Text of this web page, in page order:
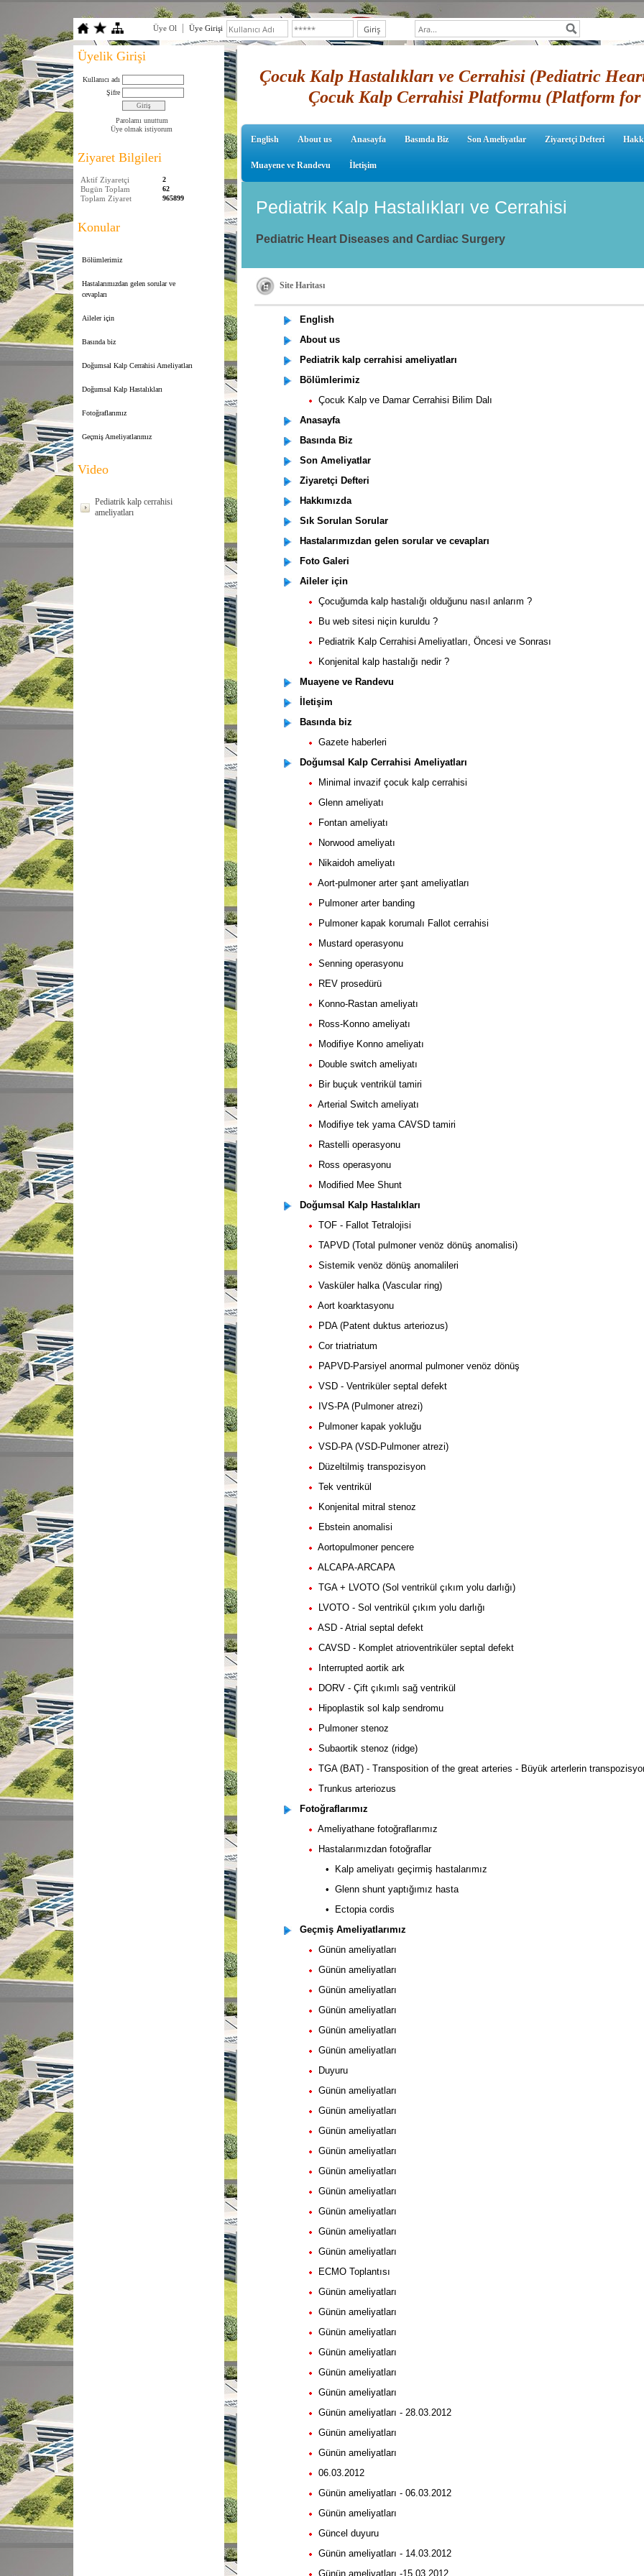
Üye Ol Üye Girişi
Üyelik Girişi
Kullanıcı adı
Şifre
Parolamı unuttum
Üye olmak istiyorum
Ziyaret Bilgileri
Aktif Ziyaretçi 2
Bugün Toplam 62
Toplam Ziyaret 965899
Konular
Bölümlerimiz
Hastalarımızdan gelen sorular ve
cevapları
Aileler için
Basında biz
Doğumsal Kalp Cerrahisi Ameliyatları
Doğumsal Kalp Hastalıkları
Fotoğraflarımız
Geçmiş Ameliyatlarımız
Video
Pediatrik kalp cerrahisi
ameliyatları
Çocuk Kalp Hastalıkları ve Cerrahisi (Pediatric
Çocuk Kalp Cerrahisi Platformu (Platform
English About us Anasayfa Basında Biz Son Ameliyatlar Ziyaretçi Defteri
Muayene ve Randevu İletişim
Pediatrik Kalp Hastalıkları ve Cerrahisi
Pediatric Heart Diseases and Cardiac Surgery
Site Haritası
English
About us
Pediatrik kalp cerrahisi ameliyatları
Bölümlerimiz
Çocuk Kalp ve Damar Cerrahisi Bilim Dalı
Anasayfa
Basında Biz
Son Ameliyatlar
Ziyaretçi Defteri
Hakkımızda
Sık Sorulan Sorular
Hastalarımızdan gelen sorular ve cevapları
Foto Galeri
Aileler için
Çocuğumda kalp hastalığı olduğunu nasıl anlarım ?
Bu web sitesi niçin kuruldu ?
Pediatrik Kalp Cerrahisi Ameliyatları, Öncesi ve Sonrası
Konjenital kalp hastalığı nedir ?
Muayene ve Randevu
İletişim
Basında biz
Gazete haberleri
Doğumsal Kalp Cerrahisi Ameliyatları
Minimal invazif çocuk kalp cerrahisi
Glenn ameliyatı
Fontan ameliyatı
Norwood ameliyatı
Nikaidoh ameliyatı
Aort-pulmoner arter şant ameliyatları
Pulmoner arter banding
Pulmoner kapak korumalı Fallot cerrahisi
Mustard operasyonu
Senning operasyonu
REV prosedürü
Konno-Rastan ameliyatı
Ross-Konno ameliyatı
Modifiye Konno ameliyatı
Double switch ameliyatı
Bir buçuk ventrikül tamiri
Arterial Switch ameliyatı
Modifiye tek yama CAVSD tamiri
Rastelli operasyonu
Ross operasyonu
Modified Mee Shunt
Doğumsal Kalp Hastalıkları
TOF - Fallot Tetralojisi
TAPVD (Total pulmoner venöz dönüş anomalisi)
Sistemik venöz dönüş anomalileri
Vasküler halka (Vascular ring)
Aort koarktasyonu
PDA (Patent duktus arteriozus)
Cor triatriatum
PAPVD-Parsiyel anormal pulmoner venöz dönüş
VSD - Ventriküler septal defekt
IVS-PA (Pulmoner atrezi)
Pulmoner kapak yokluğu
VSD-PA (VSD-Pulmoner atrezi)
Düzeltilmiş transpozisyon
Tek ventrikül
Konjenital mitral stenoz
Ebstein anomalisi
Aortopulmoner pencere
ALCAPA-ARCAPA
TGA + LVOTO (Sol ventrikül çıkım yolu darlığı)
LVOTO - Sol ventrikül çıkım yolu darlığı
ASD - Atrial septal defekt
CAVSD - Komplet atrioventriküler septal defekt
Interrupted aortik ark
DORV - Çift çıkımlı sağ ventrikül
Hipoplastik sol kalp sendromu
Pulmoner stenoz
Subaortik stenoz (ridge)
TGA (BAT) - Transposition of the great arteries - Büyük arterlerin
Trunkus arteriozus
Fotoğraflarımız
Ameliyathane fotoğraflarımız
Hastalarımızdan fotoğraflar
• Kalp ameliyatı geçirmiş hastalarımız
• Glenn shunt yaptığımız hasta
• Ectopia cordis
Geçmiş Ameliyatlarımız
Günün ameliyatları
Günün ameliyatları
Günün ameliyatları
Günün ameliyatları
Günün ameliyatları
Günün ameliyatları
Duyuru
Günün ameliyatları
Günün ameliyatları
Günün ameliyatları
Günün ameliyatları
Günün ameliyatları
Günün ameliyatları
Günün ameliyatları
Günün ameliyatları
Günün ameliyatları
ECMO Toplantısı
Günün ameliyatları
Günün ameliyatları
Günün ameliyatları
Günün ameliyatları
Günün ameliyatları
Günün ameliyatları
Günün ameliyatları - 28.03.2012
Günün ameliyatları
Günün ameliyatları
06.03.2012
Günün ameliyatları - 06.03.2012
Günün ameliyatları
Güncel duyuru
Günün ameliyatları - 14.03.2012
Günün ameliyatları -15.03.2012